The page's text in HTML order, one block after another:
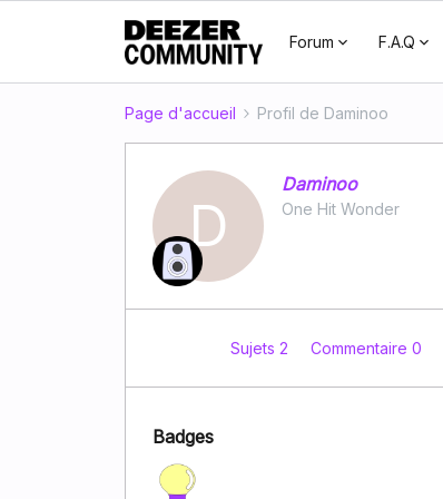
Forum F.A.Q
Page d'accueil Profil de Daminoo
D
Daminoo
One Hit Wonder
Sujets 2 Commentaire 0
Badges